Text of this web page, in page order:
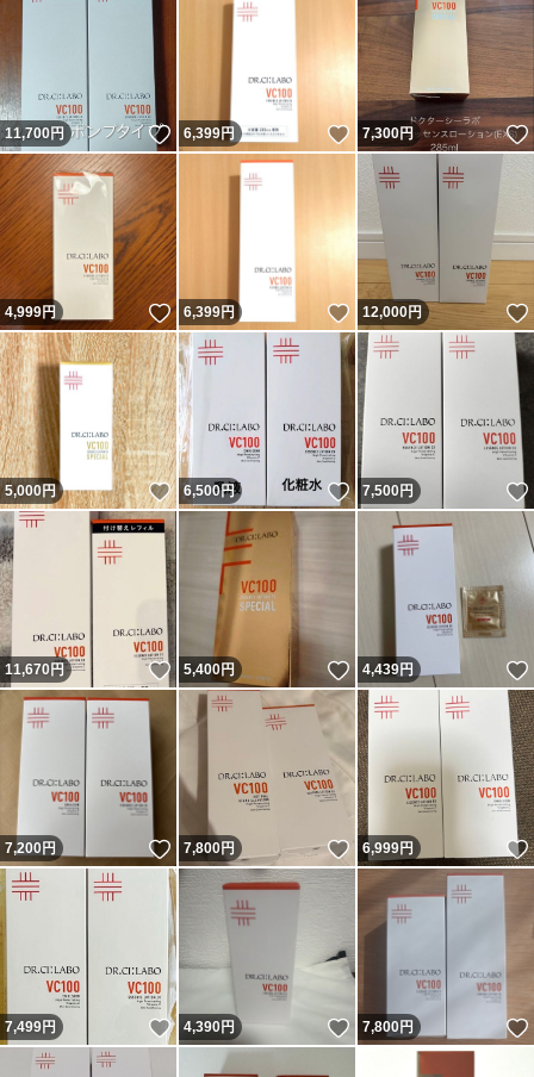
11,700円 いいね！
6,399円 いいね！
7,300円
4,999円 いいね！
6,399円 いいね！
12,000円
5,000円 いいね！
6,500円 いいね！
7,500円
11,670円 いいね！
5,400円 いいね！
4,439円
7,200円 いいね！
7,800円 いいね！
6,999円
7,499円 いいね！
4,390円 いいね！
7,800円